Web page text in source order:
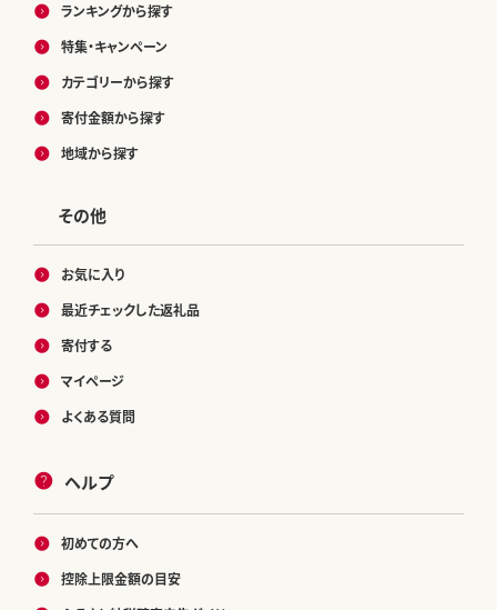
ランキングから探す
特集・キャンペーン
カテゴリーから探す
寄付金額から探す
地域から探す
その他
お気に入り
最近チェックした返礼品
寄付する
マイページ
よくある質問
ヘルプ
初めての方へ
控除上限金額の目安